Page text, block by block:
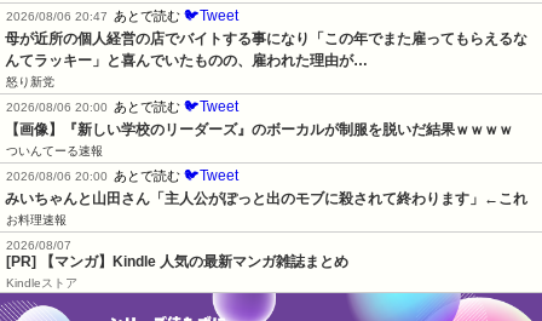
2026/08/06 20:47
あとで読む 🐦Tweet
母が近所の個人経営の店でバイトする事になり「この年でまた雇ってもらえるな
んてラッキー」と喜んでいたものの、雇われた理由が…
怒り新党
2026/08/06 20:00
あとで読む 🐦Tweet
【画像】『新しい学校のリーダーズ』のボーカルが制服を脱いだ結果ｗｗｗｗ
ついんてーる速報
2026/08/06 20:00
あとで読む 🐦Tweet
みいちゃんと山田さん「主人公がぽっと出のモブに殺されて終わります」←これ
お料理速報
2026/08/07
[PR] 【マンガ】Kindle 人気の最新マンガ雑誌まとめ
Kindleストア